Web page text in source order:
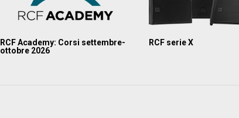
RCF Academy: Corsi settembre-
ottobre 2026
RCF serie X